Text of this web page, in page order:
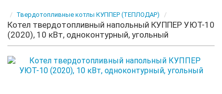
Твердотопливные котлы КУППЕР (ТЕПЛОДАР)
Котел твердотопливный напольный КУППЕР УЮТ-10
(2020), 10 кВт, одноконтурный, угольный